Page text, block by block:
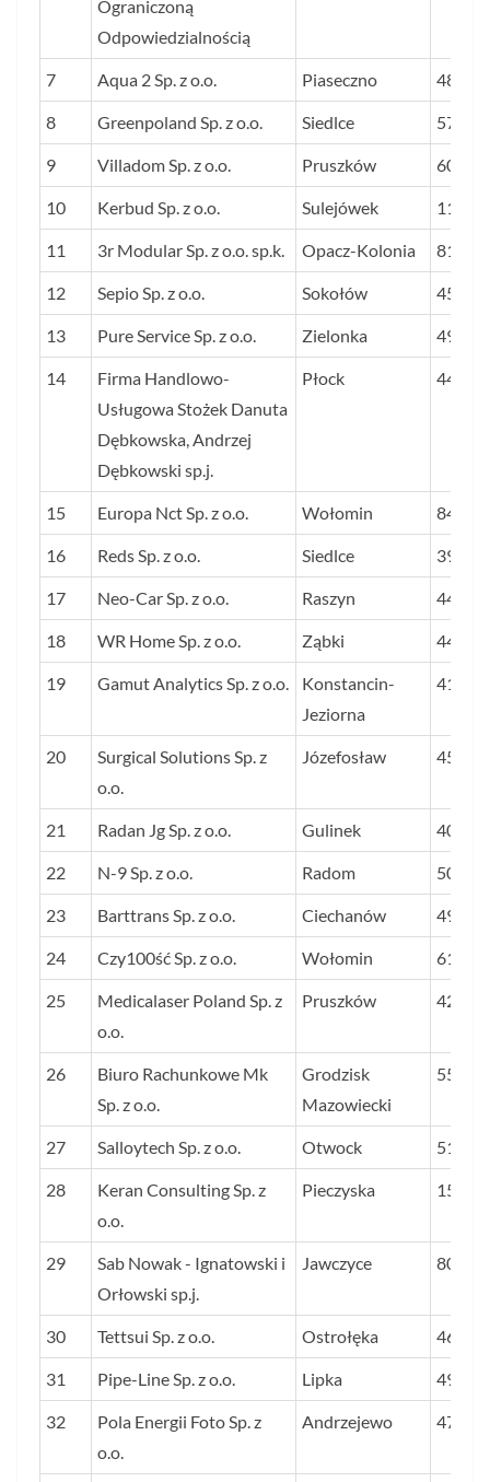
Ograniczoną
Odpowiedzialnością
7 Aqua 2 Sp. z o.o. Piaseczno 48
8 Greenpoland Sp. z o.o. Siedlce 57
9 Villadom Sp. z o.o. Pruszków 60
10 Kerbud Sp. z o.o. Sulejówek 114
11 3r Modular Sp. z o.o. sp.k. Opacz-Kolonia 81
12 Sepio Sp. z o.o. Sokołów 45
13 Pure Service Sp. z o.o. Zielonka 49
14
Firma Handlowo-
Usługowa Stożek Danuta
Dębkowska, Andrzej
Dębkowski sp.j.
Płock 44
15 Europa Nct Sp. z o.o. Wołomin 84
16 Reds Sp. z o.o. Siedlce 39
17 Neo-Car Sp. z o.o. Raszyn 44
18 WR Home Sp. z o.o. Ząbki 44
19 Gamut Analytics Sp. z o.o.
Konstancin-
Jeziorna
41
20
Surgical Solutions Sp. z
o.o.
Józefosław 45
21 Radan Jg Sp. z o.o. Gulinek 40
22 N-9 Sp. z o.o. Radom 50
23 Barttrans Sp. z o.o. Ciechanów 49
24 Czy100ść Sp. z o.o. Wołomin 61
25
Medicalaser Poland Sp. z
o.o.
Pruszków 42
26
Biuro Rachunkowe Mk
Sp. z o.o.
Grodzisk
Mazowiecki
55
27 Salloytech Sp. z o.o. Otwock 51
28
Keran Consulting Sp. z
o.o.
Pieczyska 151
29
Sab Nowak - Ignatowski i
Orłowski sp.j.
Jawczyce 80
30 Tettsui Sp. z o.o. Ostrołęka 46
31 Pipe-Line Sp. z o.o. Lipka 49
32
Pola Energii Foto Sp. z
o.o.
Andrzejewo 47